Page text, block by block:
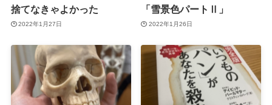
捨てなきゃよかった
2022年1月27日
「雪景色パートⅡ」
2022年1月26日